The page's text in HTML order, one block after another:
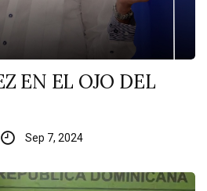
EN EL OJO DEL
Sep 7, 2024